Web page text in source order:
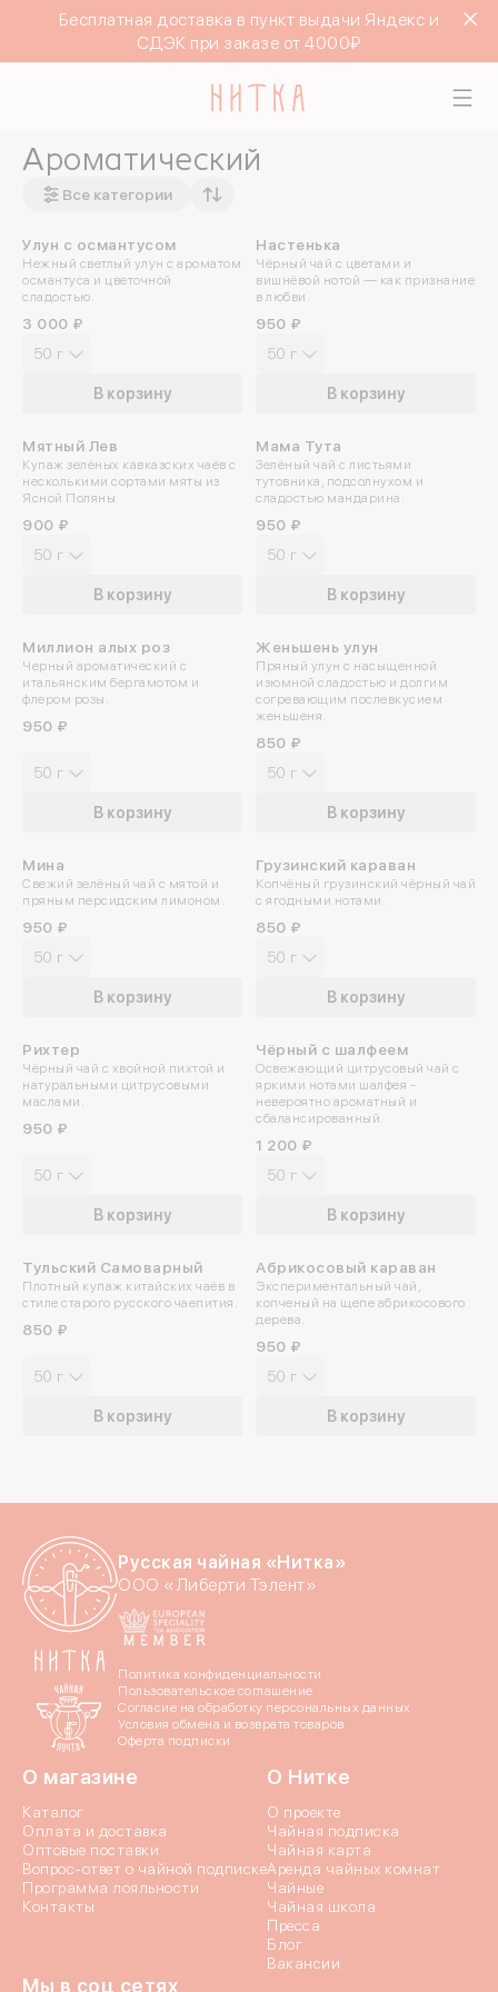
Бесплатная доставка в пункт выдачи Яндекс и
СДЭК при заказе от 4000₽
Ароматический
Все категории
Улун с османтусом
Нежный светлый улун с ароматом
османтуса и цветочной
сладостью.
3 000 ₽
В корзину
50 г
Настенька
Чёрный чай с цветами и
вишнёвой нотой — как признание
в любви.
950 ₽
В корзину
50 г
ПРОБУЙТЕ ХОЛОДНЫМ
Мятный Лев
Купаж зелёных кавказских чаёв с
несколькими сортами мяты из
Ясной Поляны.
900 ₽
В корзину
50 г
Мама Тута
Зелёный чай с листьями
тутовника, подсолнухом и
сладостью мандарина.
950 ₽
В корзину
50 г
Миллион алых роз
Черный ароматический с
итальянским бергамотом и
флером розы.
950 ₽
В корзину
50 г
Женьшень улун
Пряный улун с насыщенной
изюмной сладостью и долгим
согревающим послевкусием
женьшеня.
850 ₽
В корзину
50 г
Мина
Свежий зелёный чай с мятой и
пряным персидским лимоном.
950 ₽
В корзину
50 г
Грузинский караван
Копчёный грузинский чёрный чай
с ягодными нотами.
850 ₽
В корзину
50 г
Рихтер
Чёрный чай с хвойной пихтой и
натуральными цитрусовыми
маслами.
950 ₽
В корзину
50 г
Чёрный с шалфеем
Освежающий цитрусовый чай с
яркими нотами шалфея -
невероятно ароматный и
сбалансированный.
1 200 ₽
В корзину
50 г
ПРОБУЙТЕ ХОЛОДНЫМ
Тульский Самоварный
Плотный купаж китайских чаёв в
стиле старого русского чаепития.
850 ₽
В корзину
50 г
Абрикосовый караван
Экспериментальный чай,
копченый на щепе абрикосового
дерева.
950 ₽
В корзину
50 г
Русская чайная «Нитка»
ООО «Либерти Тэлент»
Политика конфиденциальности
Пользовательское соглашение
Согласие на обработку персональных данных
Условия обмена и возврата товаров
Оферта подписки
О магазине
Каталог
Оплата и доставка
Оптовые поставки
Вопрос-ответ о чайной подписке
Программа лояльности
Контакты
О Нитке
О проекте
Чайная подписка
Чайная карта
Аренда чайных комнат
Чайные
Чайная школа
Пресса
Блог
Вакансии
Мы в соц сетях
Войдите в
Номер телефона